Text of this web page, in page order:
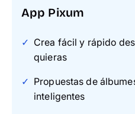
App Pixum
Crea fácil y rápido
quieras
Propuestas de
inteligentes